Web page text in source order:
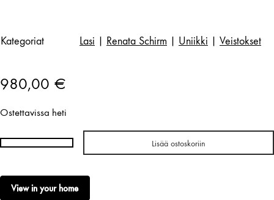
Kategoriat Lasi Renata Schirm Uniikki Veistokset
980,00 €
Ostettavissa heti
Renata
|
Casts
Lisää ostoskoriin
View in your home